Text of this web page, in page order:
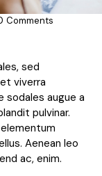
Comments
sed
viverra
sodales augue a
pulvinar.
Aenean leo
ac, enim.